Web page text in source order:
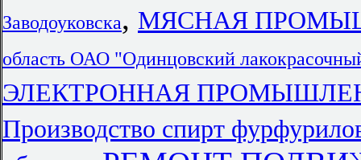
Заводоуковска, МЯСНАЯ
область ОАО "Одинцовский
ЭЛЕКТРОННАЯ
Производство спирт